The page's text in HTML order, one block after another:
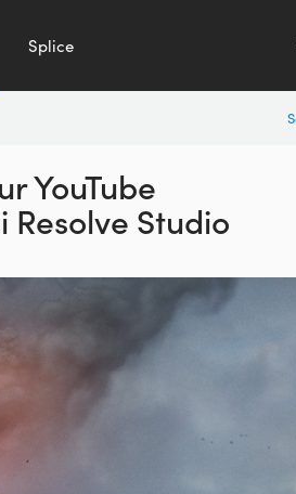
Splice
YouTube
Studio